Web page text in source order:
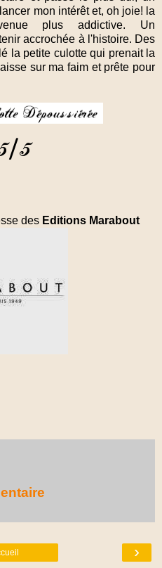
mon intérêt et, oh joie! la
plus addictive. Un
accrochée à l'histoire. Des
la petite culotte qui prenait la
sur ma faim et prête pour
des Editions Marabout
›